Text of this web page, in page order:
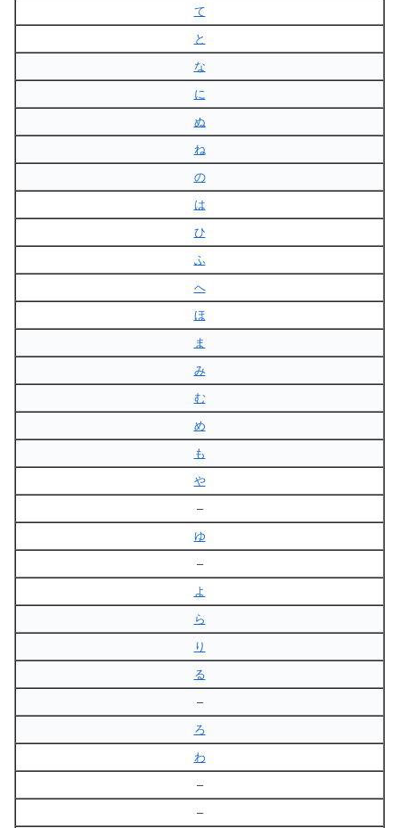
て
と
な
に
ぬ
ね
の
は
ひ
ふ
へ
ほ
ま
み
む
め
も
や
–
ゆ
–
よ
ら
り
る
–
ろ
わ
–
–